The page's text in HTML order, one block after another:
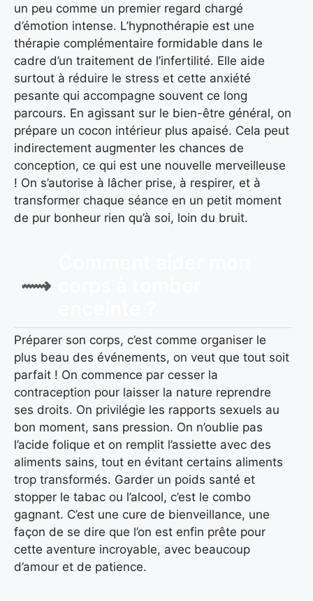
un peu comme un premier regard chargé
d’émotion intense. L’hypnothérapie est une
thérapie complémentaire formidable dans le
cadre d’un traitement de l’infertilité. Elle aide
surtout à réduire le stress et cette anxiété
pesante qui accompagne souvent ce long
parcours. En agissant sur le bien-être général, on
prépare un cocon intérieur plus apaisé. Cela peut
indirectement augmenter les chances de
conception, ce qui est une nouvelle merveilleuse
! On s’autorise à lâcher prise, à respirer, et à
transformer chaque séance en un petit moment
de pur bonheur rien qu’à soi, loin du bruit.
Préparer son corps, c’est comme organiser le
plus beau des événements, on veut que tout soit
parfait ! On commence par cesser la
contraception pour laisser la nature reprendre
ses droits. On privilégie les rapports sexuels au
bon moment, sans pression. On n’oublie pas
l’acide folique et on remplit l’assiette avec des
aliments sains, tout en évitant certains aliments
trop transformés. Garder un poids santé et
stopper le tabac ou l’alcool, c’est le combo
gagnant. C’est une cure de bienveillance, une
façon de se dire que l’on est enfin prête pour
cette aventure incroyable, avec beaucoup
d’amour et de patience.